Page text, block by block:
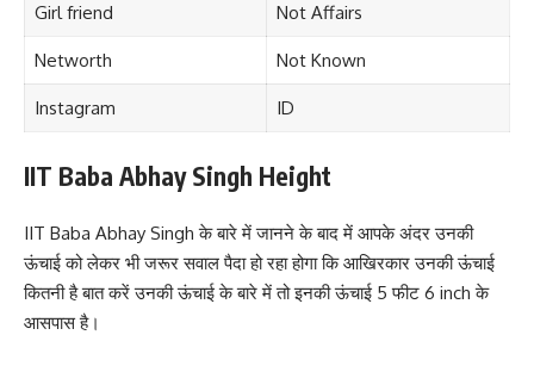
Girl friend Not Affairs
Networth Not Known
Instagram ID
IIT Baba Abhay Singh Height
IIT Baba Abhay Singh के बारे में जानने के बाद में आपके अंदर उनकी
ऊंचाई को लेकर भी जरूर सवाल पैदा हो रहा होगा कि आखिरकार उनकी ऊंचाई
कितनी है बात करें उनकी ऊंचाई के बारे में तो इनकी ऊंचाई 5 फीट 6 inch के
आसपास है।